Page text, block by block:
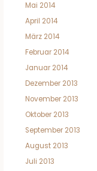
Mai 2014
April 2014
März 2014
Februar 2014
Januar 2014
Dezember 2013
November 2013
Oktober 2013
September 2013
August 2013
Juli 2013